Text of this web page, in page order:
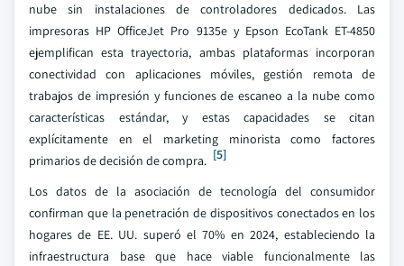
nube sin instalaciones de controladores dedicados. Las
impresoras HP OfficeJet Pro 9135e y Epson EcoTank ET-4850
ejemplifican esta trayectoria, ambas plataformas incorporan
conectividad con aplicaciones móviles, gestión remota de
trabajos de impresión y funciones de escaneo a la nube como
características estándar, y estas capacidades se citan
explícitamente en el marketing minorista como factores
primarios de decisión de compra. [5]
Los datos de la asociación de tecnología del consumidor
confirman que la penetración de dispositivos conectados en los
hogares de EE. UU. superó el 70% en 2024, estableciendo la
infraestructura base que hace viable funcionalmente las